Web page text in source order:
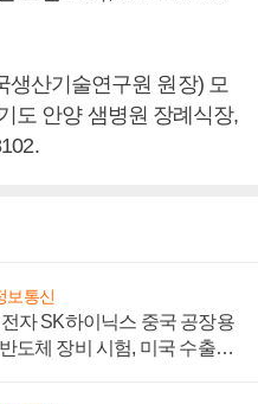
산기술연구원 원장) 모
도 안양 샘병원 장례식장,
보통신
자 SK하이닉스 중국 공장용
도체 장비 시험, 미국 수출통